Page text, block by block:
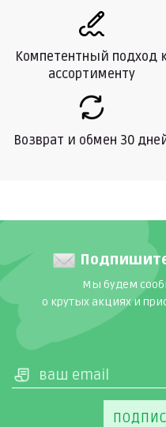
Компетентный подход
ассортименту
Возврат и обмен 30
Мы будем
о крутых акциях и